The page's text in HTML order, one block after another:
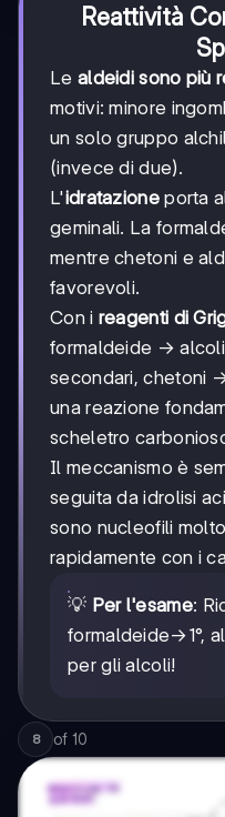
Reattività
Le aldeidi sono più
motivi: minore
un solo gruppo
(invece di due).
L'idratazioneporta
geminali. La
mentre chetoni e
favorevoli.
Con i reagenti di
formaldeide →
secondari, chetoni
una reazione
scheletro
Il meccanismo è
seguita da idrolisi
sono nucleofili
rapidamente con i
💡 Per l'esame:
formaldeide→1°,
per gli alcoli!
8 of 10